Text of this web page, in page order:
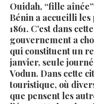
Ouidah, “fille
Bénin a accueilli
1861. C’est dans
gouvernement a
qui constituent un
janvier, seule
Vodun. Dans cette
touristique, où
que pensent les